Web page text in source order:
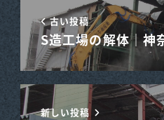
古い投稿
S造工場の解体｜神
新しい投稿